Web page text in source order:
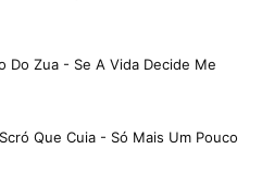
Do Zua - Se A Vida Decide Me
Que Cuia - Só Mais Um Pouco